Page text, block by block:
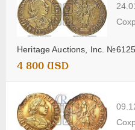
Heritage Auctions, Inc.
4 800 USD